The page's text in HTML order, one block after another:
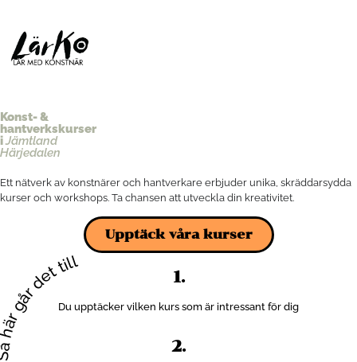
Konst- &
hantverks­kurser
iJämtland
Härjedalen
Ett nätverk av konstnärer och hantverkare erbjuder unika, skräddarsydda
kurser och workshops. Ta chansen att utveckla din kreativitet.
Upptäck våra kurser
går det till 1.
Du upptäcker vilken kurs som är intressant för dig
2.